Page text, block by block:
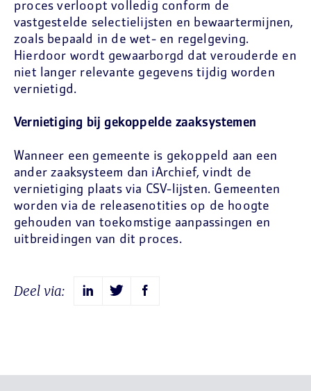
proces verloopt volledig conform de
vastgestelde selectielijsten en bewaartermijnen,
zoals bepaald in de wet- en regelgeving.
Hierdoor wordt gewaarborgd dat verouderde en
niet langer relevante gegevens tijdig worden
vernietigd.
Vernietiging bij gekoppelde zaaksystemen
Wanneer een gemeente is gekoppeld aan een
ander zaaksysteem dan iArchief, vindt de
vernietiging plaats via CSV-lijsten. Gemeenten
worden via de releasenotities op de hoogte
gehouden van toekomstige aanpassingen en
uitbreidingen van dit proces.
Deel via: